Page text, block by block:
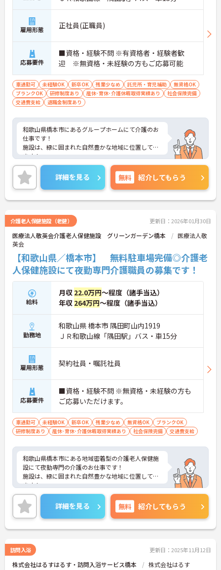
雇用形態 正社員(正職員)
応募要件
■資格・経験不問 ※有資格者・経験者歓
迎 ※無資格・未経験の方もご応募可能
車通勤可 未経験OK 新卒OK 残業少なめ 託児所・育児補助
無資格OK
ブランクOK
研修制度あり 産休･育休･介護休暇取得実績あり
社会保険完備
交通費支給
退職金制度あり
和歌山県橋本市にあるグループホームにて介護のお
仕事です！
施設は、緑に囲まれた自然豊かな地域に位置してい
ます！
残業はほとんどなく自分の時間を確保しやすいの
で、プライベートと無理なく両立可能◎
介護のお仕事に興味があれば経験・資格は不問で
す！頼れる先輩スタッフが丁寧に指導してくれるの
で、未経験の方も安心♪
います☆
ご興味がある方は是非一度マイナビまでお問合せく
ださい！！
詳細を見る 無料 紹介してもらう
介護老人保健施設（老健） 更新日：2026年01月30日
医療法人敬英会介護老人保健施設 グリーンガーデン橋本
医療法人敬
英会
【和歌山県／橋本市】 無料駐車場完備◎介護老
人保健施設にて夜勤専門介護職員の募集です！
給料
月収 22.0万円～程度（諸手当込）
年収 264万円～程度（諸手当込）
勤務地
和歌山県 橋本市 隅田町山内1919
ＪＲ和歌山線「隅田駅」バス・車15分
雇用形態 契約社員・嘱託社員
応募要件
■資格・経験不問 ※無資格・未経験の方も
ご応募いただけます。
車通勤可 未経験OK 新卒OK 残業少なめ 無資格OK
ブランクOK
研修制度あり
産休･育休･介護休暇取得実績あり 社会保険完備 交通費支給
和歌山県橋本市にある地域密着型の介護老人保健施
設にて夜勤専門の介護のお仕事です！
施設は、緑に囲まれた自然豊かな地域に位置してい
ます！
残業はほとんどなく自分の時間を確保しやすいの
で、プライベートと無理なく両立可能◎
介護のお仕事に興味があれば経験・資格は不問で
す！頼れる先輩スタッフが丁寧に指導してくれるの
で、未経験の方も安心♪
います☆
ご興味がある方は是非一度マイナビまでお問合せく
ださい！！
詳細を見る 無料 紹介してもらう
訪問入浴 更新日：2025年11月12日
株式会社はるすはるす・訪問入浴サービス橋本 株式会社はるす